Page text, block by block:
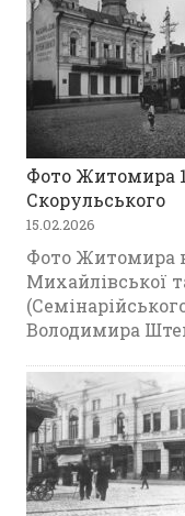
Фото Житомира
Скорульського
15.02.2026
Фото Житомира
Михайлівської
Володимира